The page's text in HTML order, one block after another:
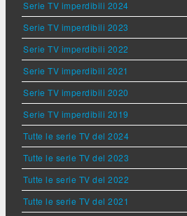
Serie TV imperdibili 2024
Serie TV imperdibili 2023
Serie TV imperdibili 2022
Serie TV imperdibili 2021
Serie TV imperdibili 2020
Serie TV imperdibili 2019
Tutte le serie TV del 2024
Tutte le serie TV del 2023
Tutte le serie TV del 2022
Tutte le serie TV del 2021